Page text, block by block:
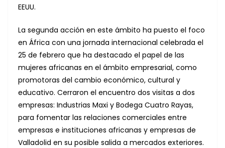
EEUU.
La segunda acción en este ámbito ha puesto el foco
en África con una jornada internacional celebrada el
25 de febrero que ha destacado el papel de las
mujeres africanas en el ámbito empresarial, como
promotoras del cambio económico, cultural y
educativo. Cerraron el encuentro dos visitas a dos
empresas: Industrias Maxi y Bodega Cuatro Rayas,
para fomentar las relaciones comerciales entre
empresas e instituciones africanas y empresas de
Valladolid en su posible salida a mercados exteriores.